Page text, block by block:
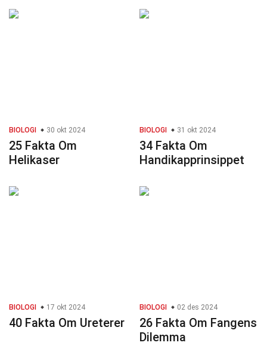
BIOLOGI 30 okt 2024
25 Fakta Om
Helikaser
BIOLOGI 31 okt 2024
34 Fakta Om
Handikapprinsippet
BIOLOGI 17 okt 2024
40 Fakta Om Ureterer
BIOLOGI 02 des 2024
26 Fakta Om Fangens
Dilemma